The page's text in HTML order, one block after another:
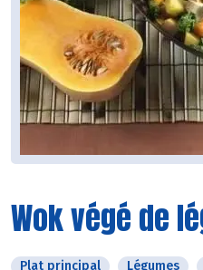
Wok végé de
Plat principal Légumes